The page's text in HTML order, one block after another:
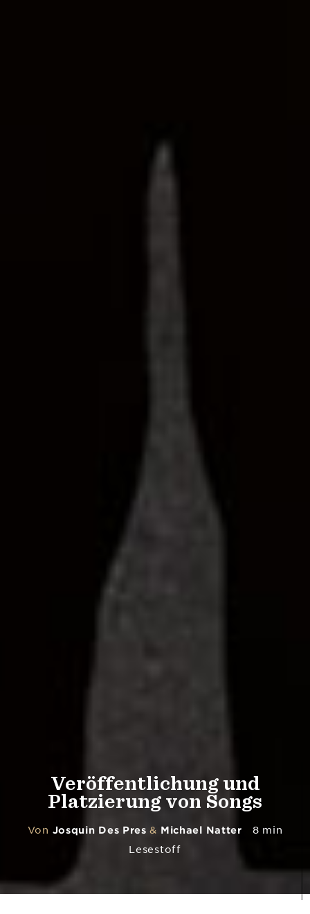
Veröffentlichung und
Platzierung von Songs
Von Josquin Des Pres & Michael Natter
8 min
Lesestoff